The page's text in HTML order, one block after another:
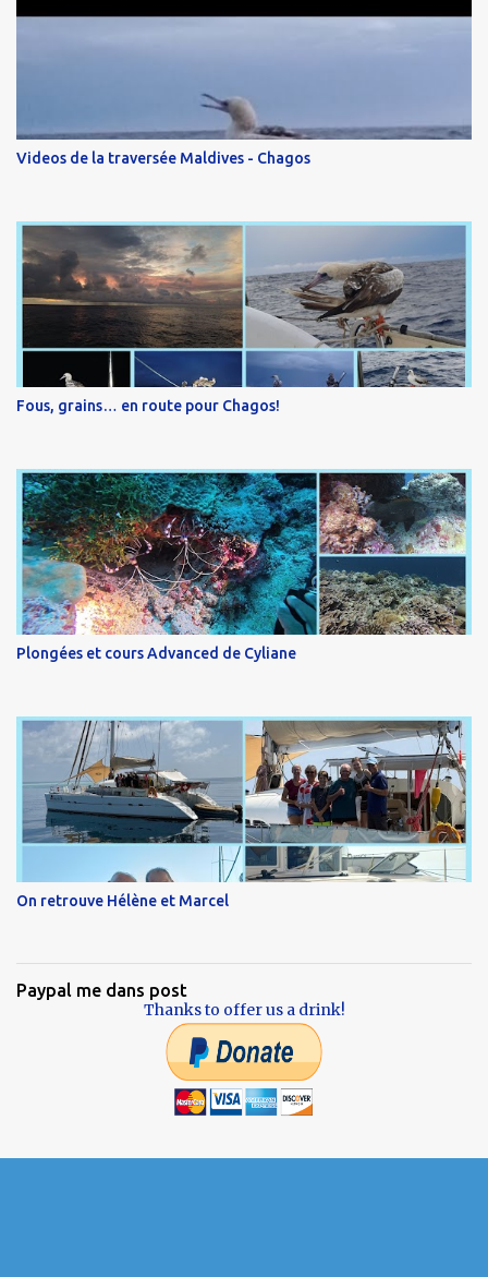
Videos de la traversée Maldives - Chagos
Fous, grains… en route pour Chagos!
Plongées et cours Advanced de Cyliane
On retrouve Hélène et Marcel
Paypal me dans post
Thanks to offer us a drink!